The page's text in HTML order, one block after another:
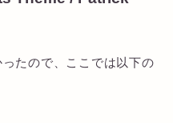
たので、ここでは以下の